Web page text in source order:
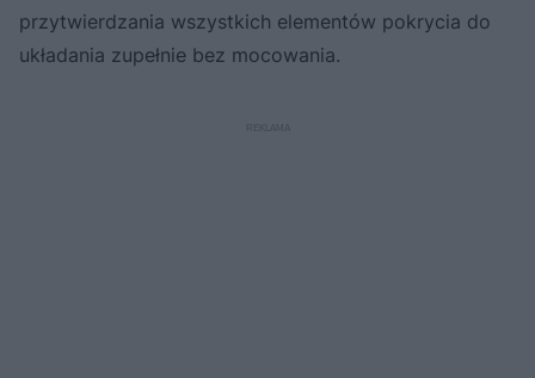
przytwierdzania wszystkich elementów pokrycia do
układania zupełnie bez mocowania.